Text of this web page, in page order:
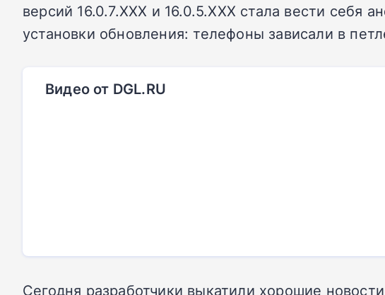
версий 16.0.7.XXX и 16.0.5.XXX стала вести себя
установки обновления: телефоны зависали в
Видео от DGL.RU
Сегодня разработчики выкатили хорошие